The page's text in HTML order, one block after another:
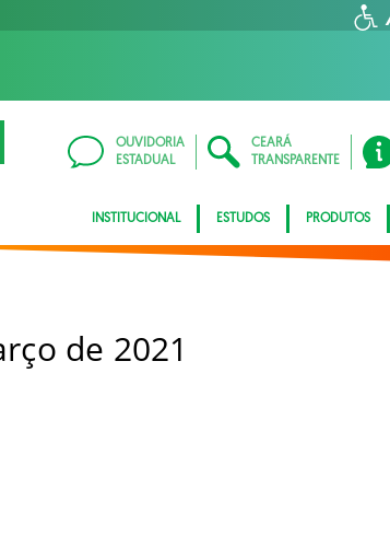
OUVIDORIA
ESTADUAL
CEARÁ
TRANSPARENTE
INSTITUCIONAL ESTUDOS PRODUTOS
de 2021